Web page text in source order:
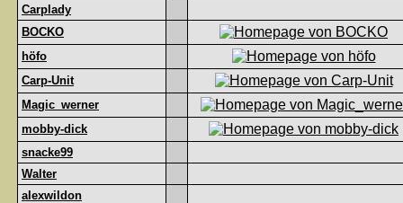
Carplady
BOCKO
höfo
Carp-Unit
Magic_werner
mobby-dick
snacke99
Walter
alexwildon